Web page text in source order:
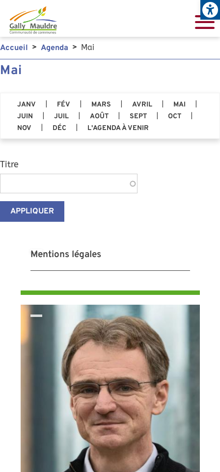
Accueil Agenda Mai
Mai
JANV | FÉV | MARS | AVRIL | MAI
|
JUIN
| JUIL | AOÛT | SEPT | OCT
|
NOV
| DÉC | L'AGENDA À VENIR
Titre
APPLIQUER
Mentions légales